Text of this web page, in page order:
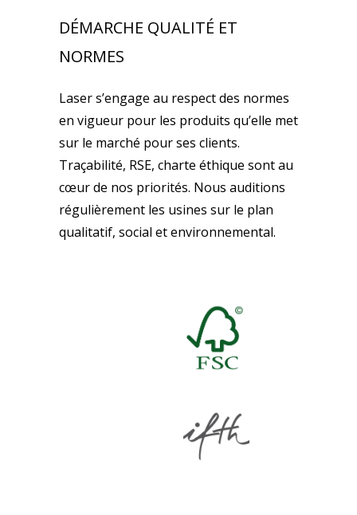
DÉMARCHE QUALITÉ ET
NORMES
Laser s’engage au respect des normes
en vigueur pour les produits qu’elle met
sur le marché pour ses clients.
Traçabilité, RSE, charte éthique sont au
cœur de nos priorités. Nous auditions
régulièrement les usines sur le plan
qualitatif, social et environnemental.